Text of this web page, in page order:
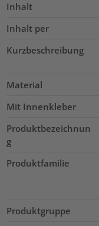
Inhalt
Inhalt per
Kurzbeschreibung
Material
Mit Innenkleber
Produktbezeichnun
g
Produktfamilie
Produktgruppe